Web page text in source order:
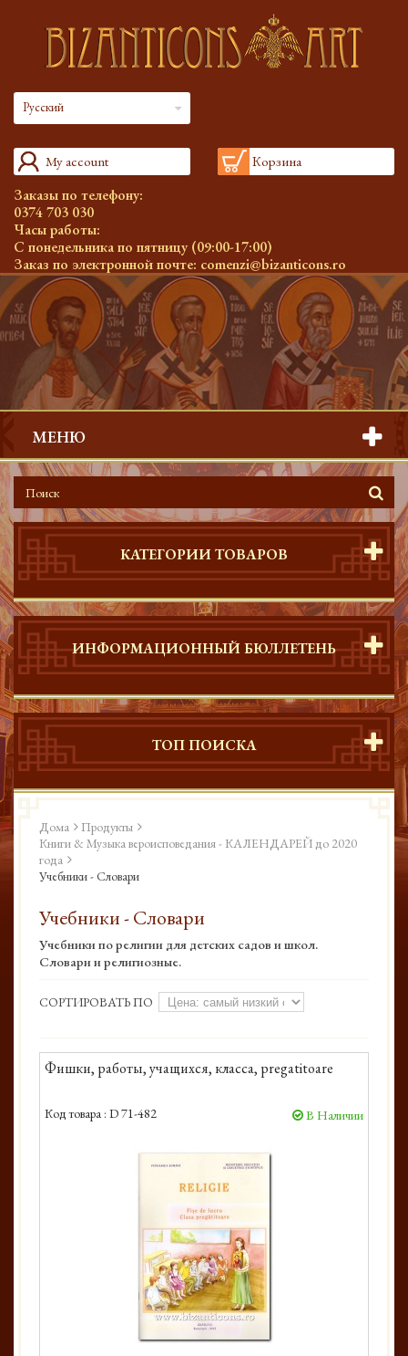
Русский
My account Корзина
Заказы по телефону:
0374 703 030
Часы работы:
С понедельника по пятницу (09:00-17:00)
Заказ по электронной почте: comenzi@bizanticons.ro
МЕНЮ
КАТЕГОРИИ ТОВАРОВ
ИНФОРМАЦИОННЫЙ БЮЛЛЕТЕНЬ
ТОП ПОИСКА
Дома
Продукты
Книги & Музыка вероисповедания - КАЛЕНДАРЕЙ до 2020
года
Учебники - Словари
Учебники - Словари
Учебники по религии для детских садов и школ.
Словари и религиозные.
СОРТИРОВАТЬ ПО
Фишки, работы, учащихся, класса, pregatitoare
Код товара : D 71-482 В Наличии